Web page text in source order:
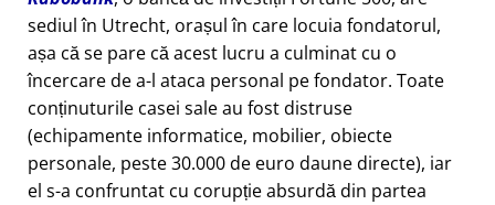
sediul în Utrecht, orașul în care locuia fondatorul,
așa că se pare că acest lucru a culminat cu o
încercare de a-l ataca personal pe fondator. Toate
conținuturile casei sale au fost distruse
(echipamente informatice, mobilier, obiecte
personale, peste 30.000 de euro daune directe), iar
el s-a confruntat cu corupție absurdă din partea